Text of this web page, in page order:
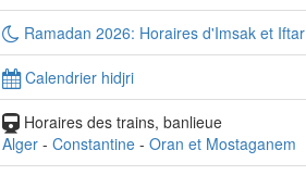
Ramadan 2026: Horaires d'Imsak et Iftar
Calendrier hidjri
Horaires des trains, banlieue
Alger - Constantine - Oran et Mostaganem